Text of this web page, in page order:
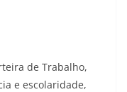
de Trabalho,
e escolaridade,